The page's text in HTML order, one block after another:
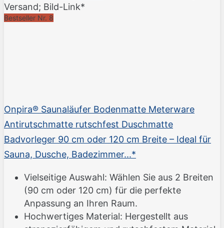
Versand; Bild-Link*
Bestseller Nr. 8
Onpira® Saunaläufer Bodenmatte Meterware
Antirutschmatte rutschfest Duschmatte
Badvorleger 90 cm oder 120 cm Breite – Ideal für
Sauna, Dusche, Badezimmer...*
Vielseitige Auswahl: Wählen Sie aus 2 Breiten
(90 cm oder 120 cm) für die perfekte
Anpassung an Ihren Raum.
Hochwertiges Material: Hergestellt aus